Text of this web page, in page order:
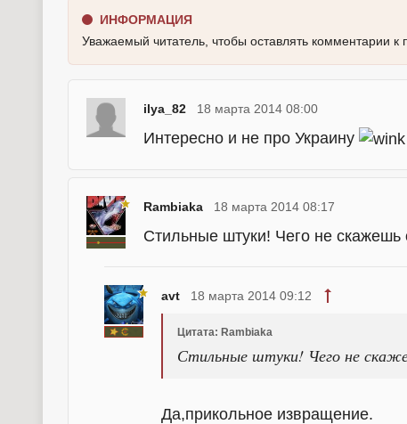
ИНФОРМАЦИЯ
Уважаемый читатель, чтобы оставлять комментарии к
ilya_82 18 марта 2014 08:00
Интересно и не про Украину
Rambiaka 18 марта 2014 08:17
Стильные штуки! Чего не скажешь
avt 18 марта 2014 09:12
Цитата: Rambiaka
Стильные штуки! Чего не
Да,прикольное извращение.